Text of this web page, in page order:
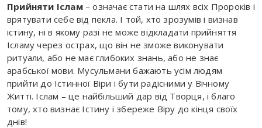
Прийняти Іслам– означає стати на шлях всіх Пророків і
врятувати себе від пекла. І той, хто зрозумів і визнав
істину, ні в якому разі не може відкладати прийняття
Ісламу через острах, що він не зможе виконувати
ритуали, або не має глибоких знань, або не знає
арабської мови. Мусульмани бажають усім людям
прийти до Істинної Віри і бути радісними у Вічному
Житті. Іслам – це найбільший дар від Творця, і благо
тому, хто визнає Істину і збереже Віру до кінця своїх
днів!